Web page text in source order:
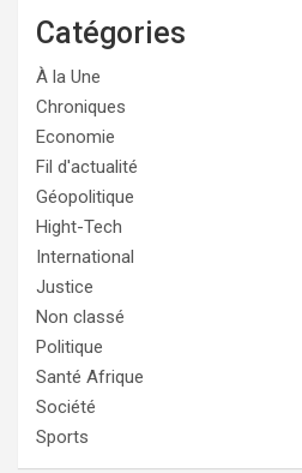
Catégories
À la Une
Chroniques
Economie
Fil d'actualité
Géopolitique
Hight-Tech
International
Justice
Non classé
Politique
Santé Afrique
Société
Sports